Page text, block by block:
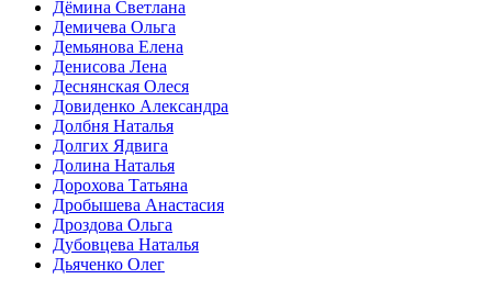
Дёмина Светлана
Демичева Ольга
Демьянова Елена
Денисова Лена
Деснянская Олеся
Довиденко Александра
Долбня Наталья
Долгих Ядвига
Долина Наталья
Дорохова Татьяна
Дробышева Анастасия
Дроздова Ольга
Дубовцева Наталья
Дьяченко Олег